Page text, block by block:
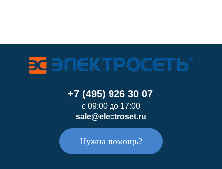
+7 (495) 926 30 07
с 09:00 до 17:00
sale@electroset.ru
Нужна помощь?